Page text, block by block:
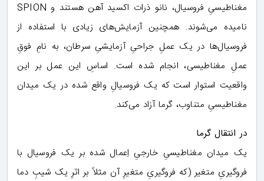
مغناطیسیِ فروسیال، نانو ذرات اکسید آهن هستند و SPION
نامیده می‌شوند. همچنین آزمایش‌های زیادی با استفاده از
فروسیال‌ها در یک عملِ جراحیِ آزمایشیِ سرطان، به نامِ فوقِ
عملِ مغناطیسی، انجام شده است. اساسِ این عمل بر این
واقعیت استوار است که یک فروسیالِ واقع شده در یک میدان
مغناطیسیِ متناوب، گرما آزاد می‌کند.
در انتقال گرما
یک میدان مغناطیسیِ خارجیِ اِعمال شده بر یک فروسیال با
فروگیریِ متغیر (که فروگیریِ متغیرِ آن مثلاً بر اثرِ یک شیبِ دما